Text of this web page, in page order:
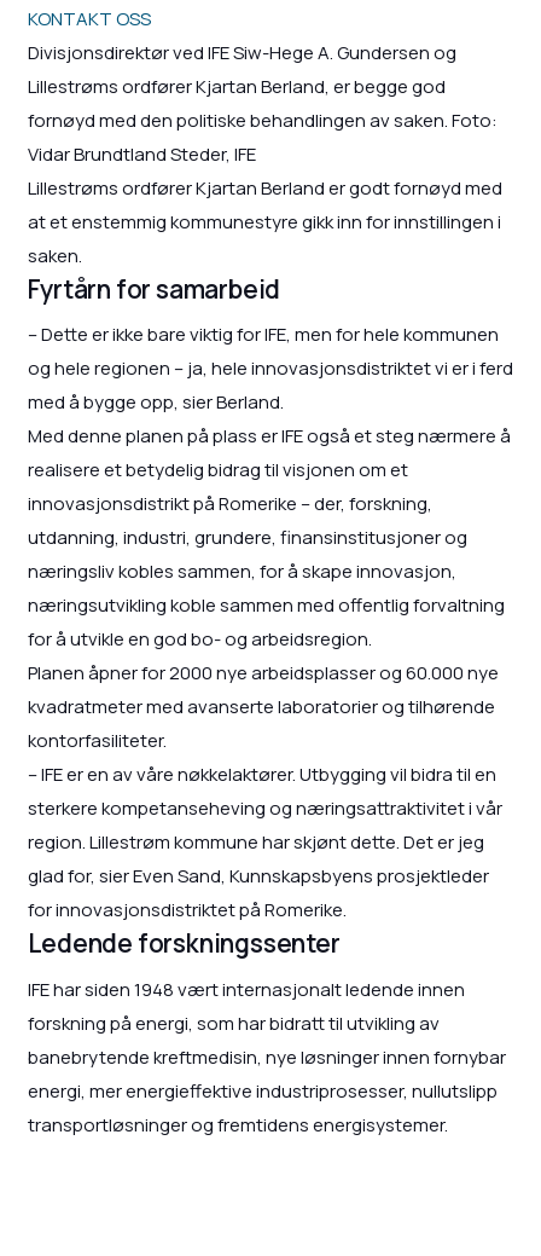
KONTAKT OSS
Divisjonsdirektør ved IFE Siw-Hege A. Gundersen og
Lillestrøms ordfører Kjartan Berland, er begge god
fornøyd med den politiske behandlingen av saken. Foto:
Vidar Brundtland Steder, IFE
Lillestrøms ordfører Kjartan Berland er godt fornøyd med
at et enstemmig kommunestyre gikk inn for innstillingen i
saken.
Fyrtårn for samarbeid
– Dette er ikke bare viktig for IFE, men for hele kommunen
og hele regionen – ja, hele innovasjonsdistriktet vi er i ferd
med å bygge opp, sier Berland.
Med denne planen på plass er IFE også et steg nærmere å
realisere et betydelig bidrag til visjonen om et
innovasjonsdistrikt på Romerike – der, forskning,
utdanning, industri, grundere, finansinstitusjoner og
næringsliv kobles sammen, for å skape innovasjon,
næringsutvikling koble sammen med offentlig forvaltning
for å utvikle en god bo- og arbeidsregion.
Planen åpner for 2000 nye arbeidsplasser og 60.000 nye
kvadratmeter med avanserte laboratorier og tilhørende
kontorfasiliteter.
– IFE er en av våre nøkkelaktører. Utbygging vil bidra til en
sterkere kompetanseheving og næringsattraktivitet i vår
region. Lillestrøm kommune har skjønt dette. Det er jeg
glad for, sier Even Sand, Kunnskapsbyens prosjektleder
for innovasjonsdistriktet på Romerike.
Ledende forskningssenter
IFE har siden 1948 vært internasjonalt ledende innen
forskning på energi, som har bidratt til utvikling av
banebrytende kreftmedisin, nye løsninger innen fornybar
energi, mer energieffektive industriprosesser, nullutslipp
transportløsninger og fremtidens energisystemer.